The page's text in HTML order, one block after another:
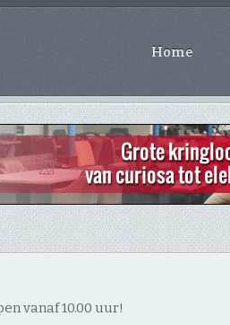
Home
vanaf 10.00 uur!